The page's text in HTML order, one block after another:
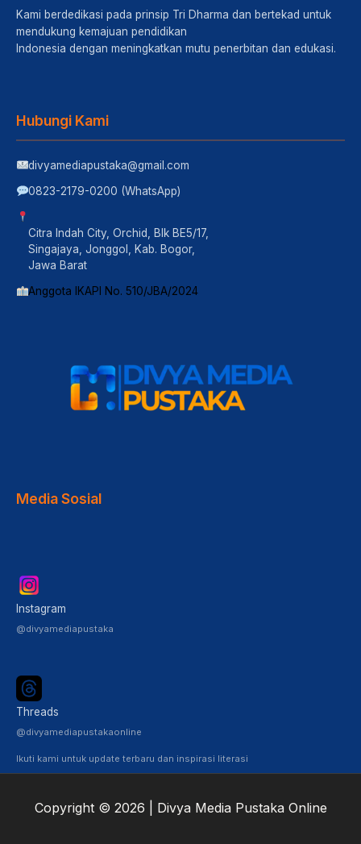
Kami berdedikasi pada prinsip Tri Dharma dan bertekad untuk
mendukung kemajuan pendidikan
Indonesia dengan meningkatkan mutu penerbitan dan edukasi.
Hubungi Kami
divyamediapustaka@gmail.com
0823-2179-0200 (WhatsApp)
Citra Indah City, Orchid, Blk BE5/17,
Singajaya, Jonggol, Kab. Bogor,
Jawa Barat
Anggota IKAPI No. 510/JBA/2024
Media Sosial
Instagram
@divyamediapustaka
Threads
@divyamediapustakaonline
Ikuti kami untuk update terbaru dan inspirasi literasi
Copyright © 2026 | Divya Media Pustaka Online